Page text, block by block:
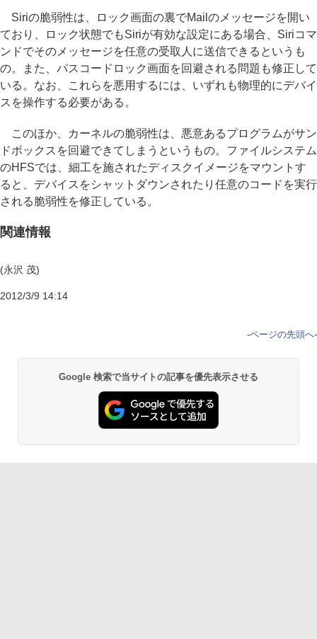
Siriの脆弱性は、ロック画面の裏でMailのメッセージを開い
ており、ロック状態でもSiriが有効な設定にある場合、Siriコマ
ンドでそのメッセージを任意の受取人に送信できるというも
の。また、パスコードロック画面を回避される問題も修正して
いる。なお、これらを悪用するには、いずれも物理的にデバイ
スを操作する必要がある。
このほか、カーネルの脆弱性は、悪意あるプログラムがサン
ドボックスを回避できてしまうというもの。ファイルシステム
のHFSでは、細工を施されたディスクイメージをマウントす
ると、デバイスをシャットダウンされたり任意のコードを実行
される脆弱性を修正している。
関連情報
(永沢 茂)
2012/3/9 14:14
-ページの先頭へ-
Google 検索で当サイトの記事を優先表示させる